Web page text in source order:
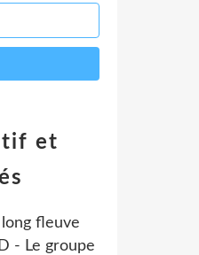
et
fleuve
- Le groupe